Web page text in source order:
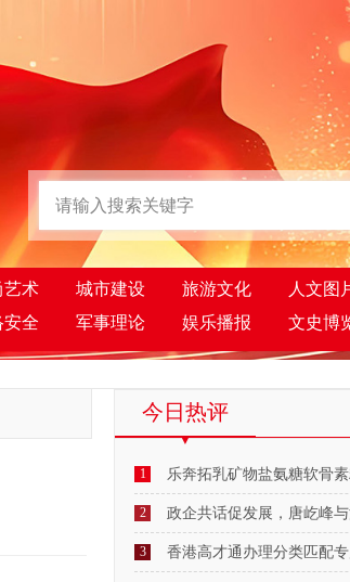
艺术 城市建设 旅游文化 人文图
安全 军事理论 娱乐播报 文史博
今日热评
1 乐奔拓乳矿物盐氨糖软骨
2 政企共话促发展，唐屹峰
3 香港高才通办理分类匹配